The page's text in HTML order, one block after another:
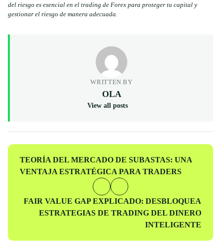
del riesgo es esencial en el trading de Forex para proteger tu capital y
gestionar el riesgo de manera adecuada.
WRITTEN BY
OLA
View all posts
Entrada
anterior
TEORÍA DEL MERCADO DE SUBASTAS: UNA
VENTAJA ESTRATÉGICA PARA TRADERS
Entrada
siguiente
FAIR VALUE GAP EXPLICADO: DESBLOQUEA
ESTRATEGIAS DE TRADING DEL DINERO
INTELIGENTE